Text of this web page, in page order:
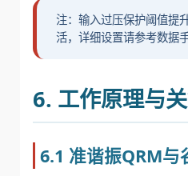
注：输入过压保护阈值提
活，详细设置请参考数据
6. 工作原理与
6.1 准谐振QRM与